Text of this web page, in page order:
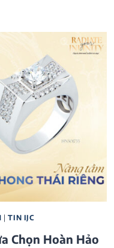
|TIN IJC
Chọn Hoàn Hảo